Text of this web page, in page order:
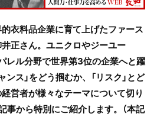
衣料品企業に育て上げたファース
正さん。ユニクロやジーユー
レル分野で世界第3位の企業へと躍
ス」をどう掴むか、「リスク」とど
営者が様々なテーマについて切り
事から特別にご紹介します。（本記